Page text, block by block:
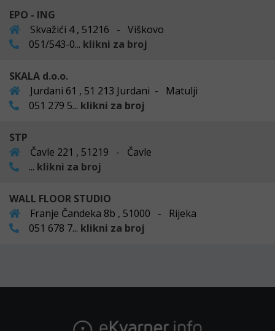
EPO - ING
Skvažići 4 , 51216 - Viškovo
051/543-0... klikni za broj
SKALA d.o.o.
Jurdani 61 , 51 213 Jurdani - Matulji
051 279 5... klikni za broj
STP
Čavle 221 , 51219 - Čavle
... klikni za broj
WALL FLOOR STUDIO
Franje Čandeka 8b , 51000 - Rijeka
051 678 7... klikni za broj